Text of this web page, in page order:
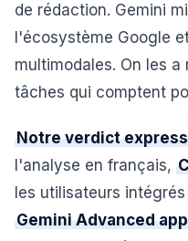
de rédaction. Gemini
l'écosystème Google
multimodales. On les a
tâches qui comptent
Notre verdict express
l'analyse en français,
les utilisateurs intégrés
Gemini Advanced